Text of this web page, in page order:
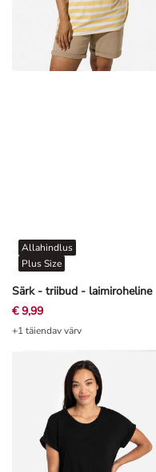
Särk - triibud - laimiroheline
Plus Size
€ 9,99
+1 täiendav värv